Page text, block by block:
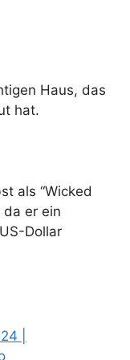
Haus, das
hat.
als “Wicked
da er ein
Dollar
|